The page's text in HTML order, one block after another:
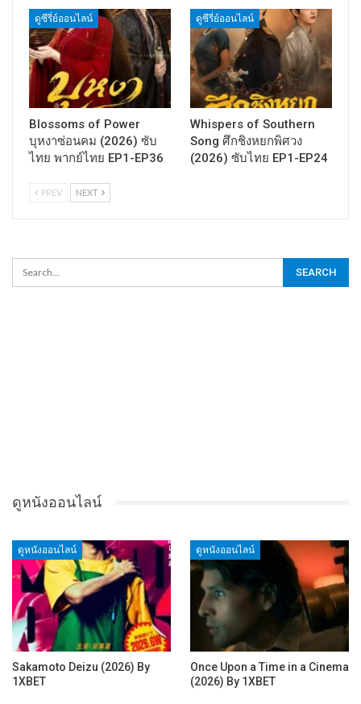
ดูซีรี่ย์ออนไลน์
Blossoms of Power
บุหงาซ่อนคม (2026) ซับ
ไทย พากย์ไทย EP1-EP36
ดูซีรี่ย์ออนไลน์
Whispers of Southern
Song ศึกชิงหยกพิศวง
(2026) ซับไทย EP1-EP24
PREV NEXT
ดูหนังออนไลน์
ดูหนังออนไลน์
Sakamoto Deizu (2026) By
1XBET
ดูหนังออนไลน์
Once Upon a Time in a Cinema
(2026) By 1XBET